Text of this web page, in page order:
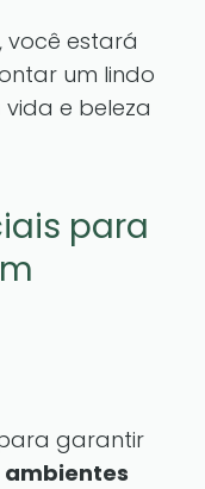
você estará
um lindo
e beleza
para
garantir